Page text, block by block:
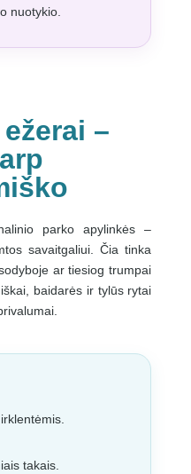
nuotykio.
–
parko apylinkės –
savaitgaliui. Čia tinka
ar tiesiog trumpai
baidarės ir tylūs rytai
takais.